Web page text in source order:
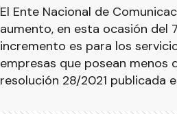
El Ente Nacional de
aumento, en esta ocasión del
incremento es para los
empresas que posean menos
resolución 28/2021 publicada